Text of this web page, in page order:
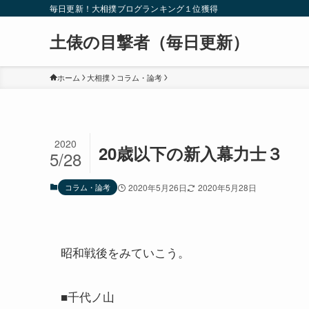
毎日更新！大相撲ブログランキング１位獲得
土俵の目撃者（毎日更新）
ホーム 大相撲 コラム・論考
20歳以下の新入幕力士３
2020
5/28
コラム・論考 2020年5月26日 2020年5月28日
昭和戦後をみていこう。
■千代ノ山